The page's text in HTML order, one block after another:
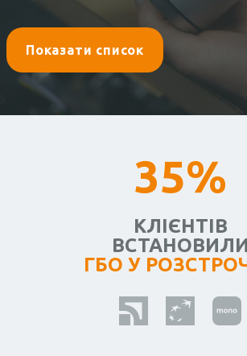
Показати список
35%
КЛІЄНТІВ
ВСТАНОВИЛИ
ГБО У